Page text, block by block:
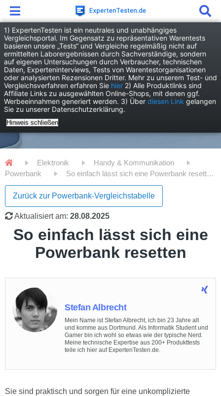
1) ExpertenTesten ist ein neutrales und unabhängiges
Vergleichsportal. Im Gegensatz zu repräsentativen Warentests
basieren unsere „Tests“ und Vergleiche regelmäßig nicht auf
ermittelten Laborergebnissen durch Sachverständige, sondern
auf eigenen Untersuchungen durch Verbraucher, technischen
Daten, Experteninterviews, Tests von Warentestorganisationen
oder analysierten Rezensionen Dritter. Mehr zu unserem Test- und
Vergleichsverfahren erfahren Sie hier 2) Alle Produktlinks sind
Affiliate Links zu ausgewählten Online-Shops, mit denen ggf.
Werbeeinnahmen generiert werden. 3) Über diesen Link gelangen
Sie zu unserer Datenschutzerklärung.
Hinweis schließen
Elektronik
Handy & Kommunikation
Powerbank
So einfach lässt sich eine Powerbank resetten
Zurück zur Powerbank-Vergleichstabelle
Aktualisiert am: 28.08.2025
So einfach lässt sich eine
Powerbank resetten
Stefan Albrecht
Mein Name ist Stefan Albrecht, ich bin 23 Jahre alt
und komme aus Dortmund. Als Informatik Student und
Gamer bin ich wohl so etwas wie der typische Nerd.
Meine technische Expertise aus 200+ Produkttests
teile ich hier auf ExpertenTesten.de.
Sie sind praktisch und sorgen für eine unkomplizierte